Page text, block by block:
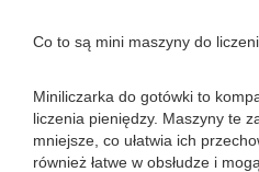
Co to są mini maszyny do
Miniliczarka do gotówki to
liczenia pieniędzy. Maszyny te
mniejsze, co ułatwia ich
również łatwe w obsłudze i